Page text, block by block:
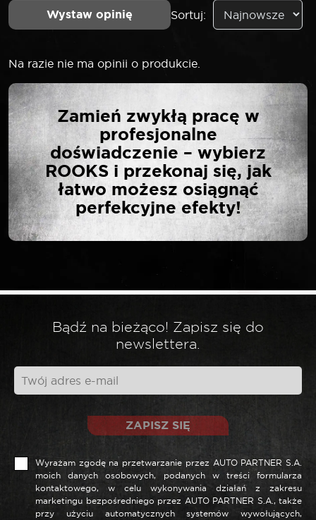
Wystaw opinię Sortuj:
Na razie nie ma opinii o produkcie.
NAPISZ PIERWSZĄ
OPINIĘ O „ROOKS
NASADKA 1/4″ 6-KĄTNA
6 MM”
Twój adres email nie zostanie opublikowany.
Wymagane pola są oznaczone
*
Twoja opinia*
Nazwa *
Zamień zwykłą pracę w
profesjonalne
doświadczenie – wybierz
ROOKS i przekonaj się, jak
łatwo możesz osiągnąć
perfekcyjne efekty!
Bądź na bieżąco! Zapisz się do
newslettera.
ZAPISZ SIĘ
Wyrażam zgodę na przetwarzanie przez AUTO PARTNER S.A.
moich danych osobowych, podanych w treści formularza
kontaktowego, w celu wykonywania działań z zakresu
marketingu bezpośredniego przez AUTO PARTNER S.A., także
przy użyciu automatycznych systemów wywołujących,